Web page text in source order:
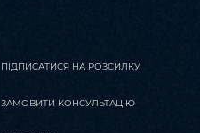
ПІДПИСАТИСЯ НА РОЗСИЛКУ
ЗАМОВИТИ КОНСУЛЬТАЦІЮ